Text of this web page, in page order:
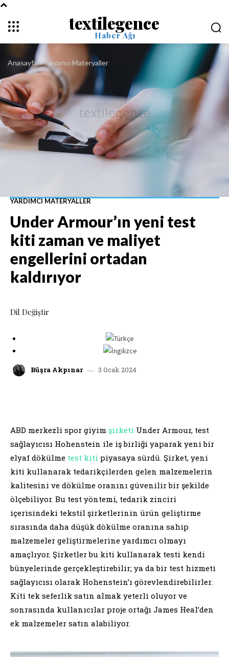
textilegence
Haber Ağı
Anasayfa Yardımcı Materyaller
YARDIMCI MATERYALLER
Under Armour’ın yeni test
kiti zaman ve maliyet
engellerini ortadan
kaldırıyor
Dil Değiştir
Büşra Akpınar 3 Ocak 2024
ABD merkezli spor giyim şirketi Under Armour, test
sağlayıcısı Hohenstein ile iş birliği yaparak yeni bir
elyaf dökülme test kiti piyasaya sürdü. Şirket, yeni
kiti kullanarak tedarikçilerden gelen malzemelerin
kalitesini ve dökülme oranını güvenilir bir şekilde
ölçebiliyor. Bu test yöntemi, tedarik zinciri
içerisindeki tekstil şirketlerinin ürün geliştirme
sırasında daha düşük dökülme oranına sahip
malzemeler geliştirmelerine yardımcı olmayı
amaçlıyor. Şirketler bu kiti kullanarak testi kendi
bünyelerinde gerçekleştirebilir; ya da bir test hizmeti
sağlayıcısı olarak Hohenstein’ı görevlendirebilirler.
Kiti tek seferlik satın almak yeterli oluyor ve
sonrasında kullanıcılar proje ortağı James Heal’den
ek malzemeler satın alabiliyor.